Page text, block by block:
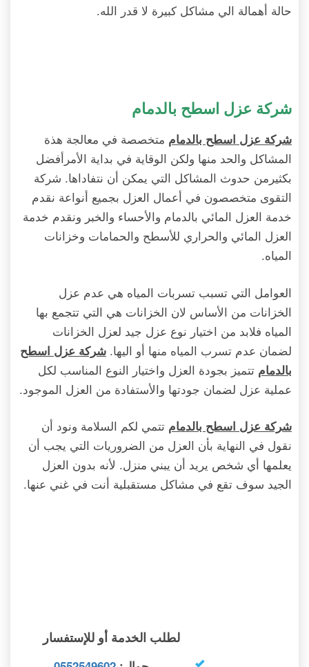
حالة أهمالة الي مشاكل كبيرة لا قدر الله.
شركة عزل اسطح بالدمام
شركة عزل اسطح بالدمام متخصصة في معالجة هذة
المشاكل والحد منها ولكن الوقاية في بداية الأمرأفضل
بكثيرمن حدوث المشاكل التي يمكن أن نتفاداها. شركة
التقوى متخصصون في أعمال العزل بجميع أنواعة نقدم
خدمة العزل المائي بالدمام والأحساء والخبر ونقدم خدمة
العزل المائي والحراري للأسطح والحمامات وخزانات
المياه.
العوامل التي تسبب تسربات المياه هي عدم عزل
الخزانات من الأساس لان الخزانات هي التي تتجمع بها
المياه فلابد من اختيار نوع عزل جيد لعزل الخزانات
لضمان عدم تسرب المياه منها أو اليها. شركة عزل اسطح
بالدمام تتميز بجودة العزل واختيار النوع المناسب لكل
عملية عزل لضمان جودتها والأستفادة من العزل الموجود.
شركة عزل اسطح بالدمام تتمي لكم السلامة ونود أن
نقول في النهاية بأن العزل من الضروريات التي يجب أن
يعلمها أي شخص يريد أن يبني منزل. لأنه بدون العزل
الجيد سوف تقع في مشاكل مستقبلية أنت في غني عنها.
لطلب الخدمة أو للإستفسار